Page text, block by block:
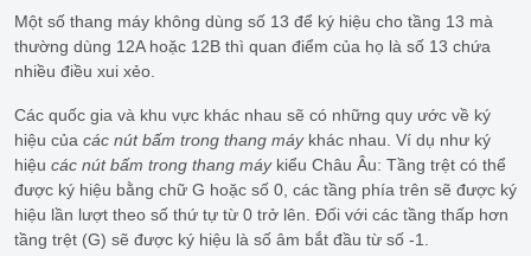
Một số thang máy không dùng số 13 để ký hiệu cho tầng 13 mà
thường dùng 12A hoặc 12B thì quan điểm của họ là số 13 chứa
nhiều điều xui xẻo.
Các quốc gia và khu vực khác nhau sẽ có những quy ước về ký
hiệu của các nút bấm trong thang máykhác nhau. Ví dụ như ký
hiệu các nút bấm trong thang máykiểu Châu Âu: Tầng trệt có thể
được ký hiệu bằng chữ G hoặc số 0, các tầng phía trên sẽ được ký
hiệu lần lượt theo số thứ tự từ 0 trở lên. Đối với các tầng thấp hơn
tầng trệt (G) sẽ được ký hiệu là số âm bắt đầu từ số -1.